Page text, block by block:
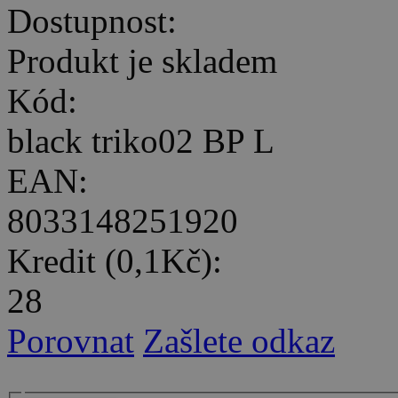
Dostupnost:
Produkt je skladem
Kód:
black triko02 BP L
EAN:
8033148251920
Kredit (0,1Kč):
28
Porovnat Zašlete odkaz